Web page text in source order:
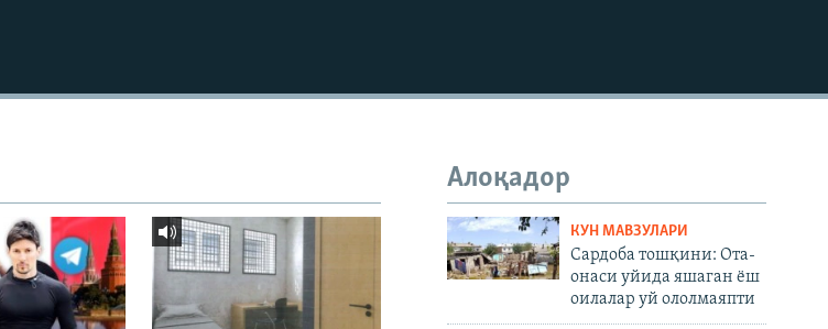
Алоқадор
КУН МАВЗУЛАРИ
Сардоба тошқини: Ота-
онаси уйида яшаган ёш
оилалар уй ололмаяпти